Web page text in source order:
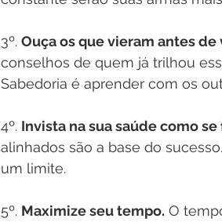
3º. Ouça os que vieram antes de
conselhos de quem já trilhou
Sabedoria é aprender com os
4º. Invista na sua saúde como
alinhados são a base do
um limite.
5º. Maximize seu tempo. O